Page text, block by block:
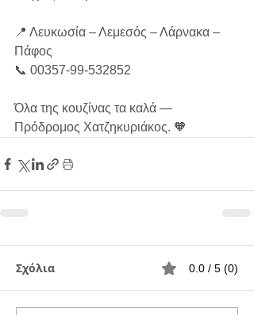
📍 Λευκωσία – Λεμεσός – Λάρνακα –
Πάφος
📞 00357-99-532852
Όλα της κουζίνας τα καλά —
Πρόδρομος Χατζηκυριάκος. 🧡
Σχόλια 0.0 / 5 (0)